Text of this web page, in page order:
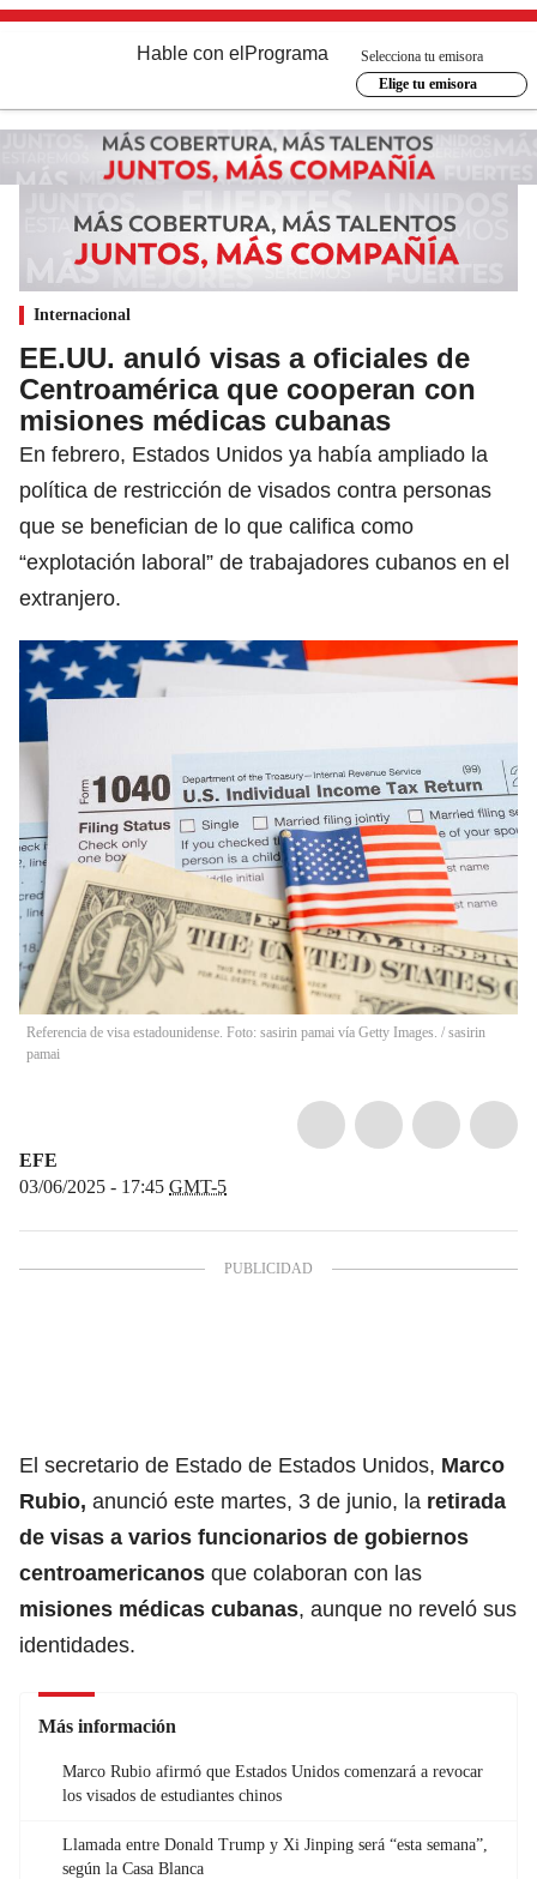
Hable con el Programa
Selecciona tu emisora
Elige tu emisora
Internacional
EE.UU. anuló visas a oficiales de
Centroamérica que cooperan con
misiones médicas cubanas
En febrero, Estados Unidos ya había ampliado la
política de restricción de visados contra personas
que se benefician de lo que califica como
“explotación laboral” de trabajadores cubanos en el
extranjero.
Referencia de visa estadounidense. Foto: sasirin pamai vía Getty Images. / sasirin
pamai
EFE
03/06/2025 - 17:45 GMT-5
El secretario de Estado de Estados Unidos, Marco
Rubio, anunció este martes, 3 de junio, la retirada
de visas a varios funcionarios de gobiernos
centroamericanos que colaboran con las
misiones médicas cubanas, aunque no reveló sus
identidades.
Más información
Marco Rubio afirmó que Estados Unidos comenzará a revocar
los visados de estudiantes chinos
Llamada entre Donald Trump y Xi Jinping será “esta semana”,
según la Casa Blanca